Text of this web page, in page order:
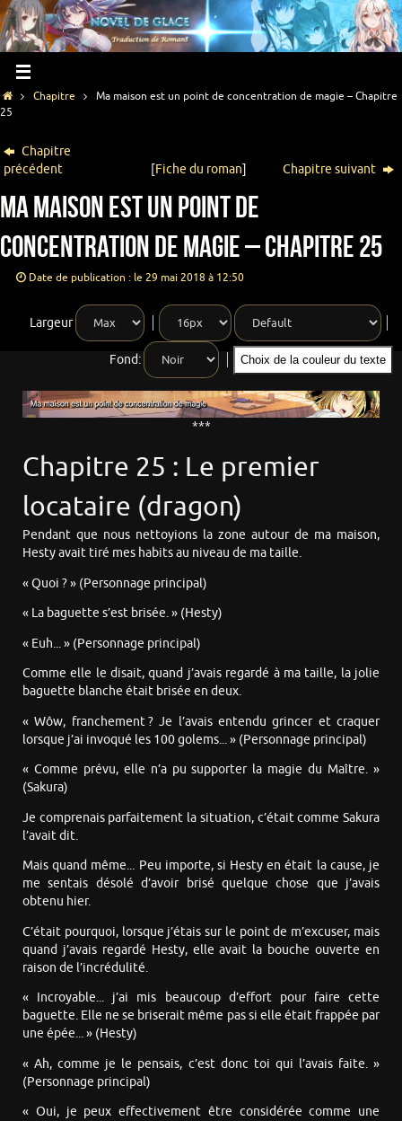
Chapitre
Ma maison est un point de concentration de magie – Chapitre
25
Chapitre
précédent
[Fiche du roman] Chapitre suivant
Ma maison est un point de
concentration de magie – Chapitre 25
Date de publication : le 29 mai 2018 à 12:50
Largeur
Fond: Choix de la couleur du texte
***
Chapitre 25 : Le premier
locataire (dragon)
Pendant que nous nettoyions la zone autour de ma maison,
Hesty avait tiré mes habits au niveau de ma taille.
« Quoi ? » (Personnage principal)
« La baguette s’est brisée. » (Hesty)
« Euh... » (Personnage principal)
Comme elle le disait, quand j’avais regardé à ma taille, la jolie
baguette blanche était brisée en deux.
« Wôw, franchement ? Je l’avais entendu grincer et craquer
lorsque j’ai invoqué les 100 golems... » (Personnage principal)
« Comme prévu, elle n’a pu supporter la magie du Maître. »
(Sakura)
Je comprenais parfaitement la situation, c’était comme Sakura
l’avait dit.
Mais quand même... Peu importe, si Hesty en était la cause, je
me sentais désolé d’avoir brisé quelque chose que j’avais
obtenu hier.
C’était pourquoi, lorsque j’étais sur le point de m’excuser, mais
quand j’avais regardé Hesty, elle avait la bouche ouverte en
raison de l’incrédulité.
« Incroyable... j’ai mis beaucoup d’effort pour faire cette
baguette. Elle ne se briserait même pas si elle était frappée par
une épée... » (Hesty)
« Ah, comme je le pensais, c’est donc toi qui l’avais faite. »
(Personnage principal)
« Oui, je peux effectivement être considérée comme une